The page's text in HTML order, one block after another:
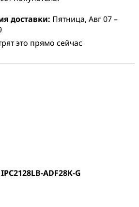
доставки: Пятница, Авг 07 –
это прямо сейчас
ADF28K-G